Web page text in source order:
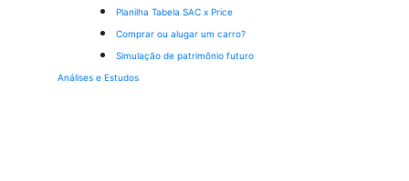
Planilha Tabela SAC x Price
Comprar ou alugar um carro?
Simulação de patrimônio futuro
Análises e Estudos